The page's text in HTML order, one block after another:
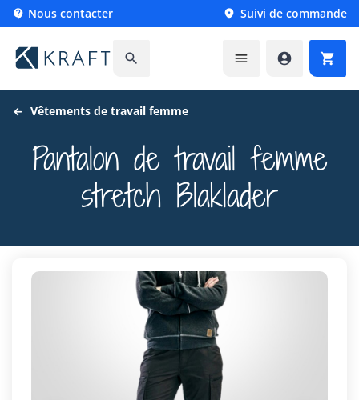
 Nous contacter  Suivi de commande
   
Vêtements de travail femme
Pantalon de travail femme
stretch Blaklader